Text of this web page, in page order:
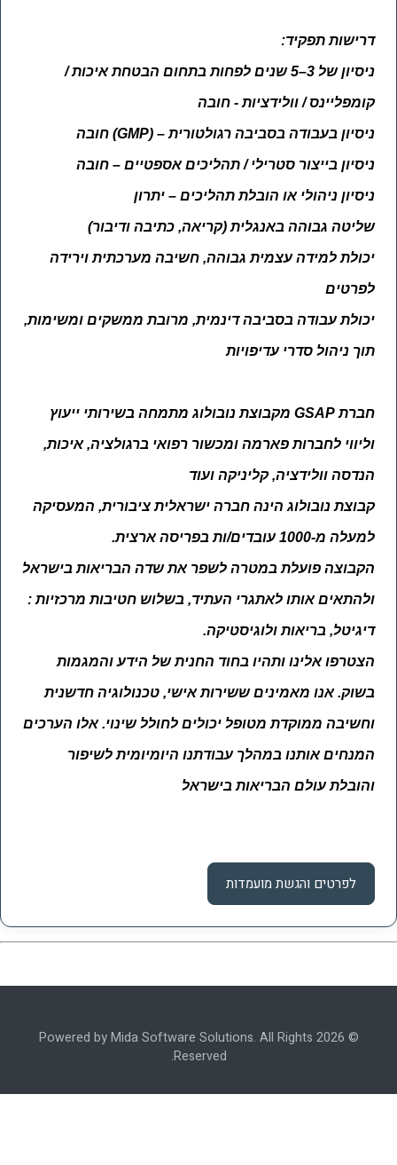
דרישות תפקיד:
ניסיון של 3–5 שנים לפחות בתחום הבטחת איכות /
קומפליינס / וולידציות - חובה
ניסיון בעבודה בסביבה רגולטורית(GMP) –חובה
ניסיון בייצור סטרילי / תהליכים אספטיים – חובה
ניסיון ניהולי או הובלת תהליכים – יתרון
שליטה גבוהה באנגלית (קריאה, כתיבה ודיבור)
יכולת למידה עצמית גבוהה, חשיבה מערכתית וירידה
לפרטים
יכולת עבודה בסביבה דינמית, מרובת ממשקים ומשימות,
תוך ניהול סדרי עדיפויות
חברתGSAPמקבוצת נובולוג מתמחה בשירותי ייעוץ
וליווי לחברות פארמה ומכשור רפואי ברגולציה, איכות,
הנדסה וולידציה, קליניקה ועוד
קבוצת נובולוג הינה חברה ישראלית ציבורית, המעסיקה
למעלה מ-1000 עובדים/ות בפריסה ארצית.
הקבוצה פועלת במטרה לשפר את שדה הבריאות בישראל
ולהתאים אותו לאתגרי העתיד, בשלוש חטיבות מרכזיות :
דיגיטל, בריאות ולוגיסטיקה.
הצטרפו אלינו ותהיו בחוד החנית של הידע והמגמות
בשוק. אנו מאמינים ששירות אישי, טכנולוגיה חדשנית
וחשיבה ממוקדת מטופל יכולים לחולל שינוי. אלו הערכים
המנחים אותנו במהלך עבודתנו היומיומית לשיפור
והובלת עולם הבריאות בישראל
לפרטים והגשת מועמדות
© 2026 Powered by Mida Software Solutions. All Rights
Reserved.